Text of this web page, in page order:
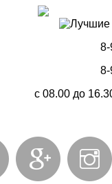
8-
8-
с 08.00 до